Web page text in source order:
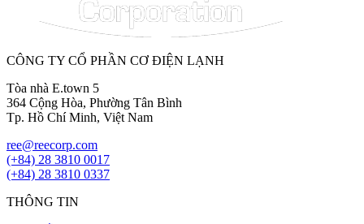
CÔNG TY CỔ PHẦN CƠ ĐIỆN LẠNH
Tòa nhà E.town 5
364 Cộng Hòa, Phường Tân Bình
Tp. Hồ Chí Minh, Việt Nam
ree@reecorp.com
(+84) 28 3810 0017
(+84) 28 3810 0337
THÔNG TIN